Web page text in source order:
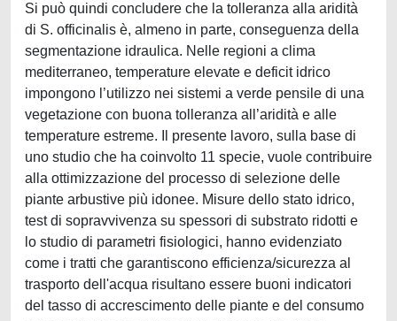
Si può quindi concludere che la tolleranza alla aridità
di S. officinalis è, almeno in parte, conseguenza della
segmentazione idraulica. Nelle regioni a clima
mediterraneo, temperature elevate e deficit idrico
impongono l’utilizzo nei sistemi a verde pensile di una
vegetazione con buona tolleranza all’aridità e alle
temperature estreme. Il presente lavoro, sulla base di
uno studio che ha coinvolto 11 specie, vuole contribuire
alla ottimizzazione del processo di selezione delle
piante arbustive più idonee. Misure dello stato idrico,
test di sopravvivenza su spessori di substrato ridotti e
lo studio di parametri fisiologici, hanno evidenziato
come i tratti che garantiscono efficienza/sicurezza al
trasporto dell'acqua risultano essere buoni indicatori
del tasso di accrescimento delle piante e del consumo